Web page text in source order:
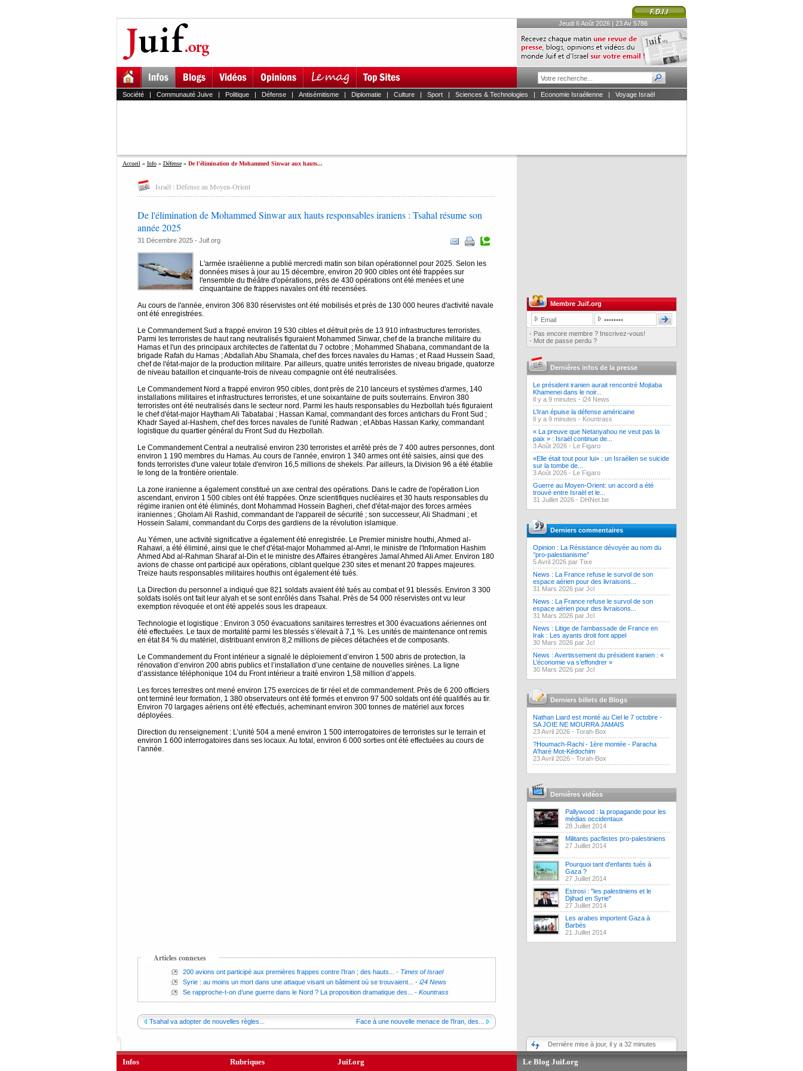
Jeudi 6 Août 2026 | 23 Av 5786
Société| Communauté Juive| Politique| Défense| Antisémitisme| Diplomatie| Culture| Sport| Sciences & Technologies | Economie Israélienne| Voyage Israël
Accueil » Info» Défense» De l'élimination de Mohammed Sinwar aux hauts...
Israël : Défense au Moyen-Orient
De l'élimination de Mohammed Sinwar aux hauts responsables iraniens : Tsahal résume son
année 2025
31 Décembre 2025 - Juif.org
L'armée israélienne a publié mercredi matin son bilan opérationnel pour 2025. Selon les
données mises à jour au 15 décembre, environ 20 900 cibles ont été frappées sur
l'ensemble du théâtre d'opérations, près de 430 opérations ont été menées et une
cinquantaine de frappes navales ont été recensées.
Au cours de l'année, environ 306 830 réservistes ont été mobilisés et près de 130 000 heures d'activité navale
ont été enregistrées.
Le Commandement Sud a frappé environ 19 530 cibles et détruit près de 13 910 infrastructures terroristes.
Parmi les terroristes de haut rang neutralisés figuraient Mohammed Sinwar, chef de la branche militaire du
Hamas et l'un des principaux architectes de l'attentat du 7 octobre ; Mohammed Shabana, commandant de la
brigade Rafah du Hamas ; Abdallah Abu Shamala, chef des forces navales du Hamas ; et Raad Hussein Saad,
chef de l'état-major de la production militaire. Par ailleurs, quatre unités terroristes de niveau brigade, quatorze
de niveau bataillon et cinquante-trois de niveau compagnie ont été neutralisées.
Le Commandement Nord a frappé environ 950 cibles, dont près de 210 lanceurs et systèmes d'armes, 140
installations militaires et infrastructures terroristes, et une soixantaine de puits souterrains. Environ 380
terroristes ont été neutralisés dans le secteur nord. Parmi les hauts responsables du Hezbollah tués figuraient
le chef d'état-major Haytham Ali Tabatabai ; Hassan Kamal, commandant des forces antichars du Front Sud ;
Khadr Sayed al-Hashem, chef des forces navales de l'unité Radwan ; et Abbas Hassan Karky, commandant
logistique du quartier général du Front Sud du Hezbollah.
Le Commandement Central a neutralisé environ 230 terroristes et arrêté près de 7 400 autres personnes, dont
environ 1 190 membres du Hamas. Au cours de l'année, environ 1 340 armes ont été saisies, ainsi que des
fonds terroristes d'une valeur totale d'environ 16,5 millions de shekels. Par ailleurs, la Division 96 a été établie
le long de la frontière orientale.
La zone iranienne a également constitué un axe central des opérations. Dans le cadre de l'opération Lion
ascendant, environ 1 500 cibles ont été frappées. Onze scientifiques nucléaires et 30 hauts responsables du
régime iranien ont été éliminés, dont Mohammad Hossein Bagheri, chef d'état-major des forces armées
iraniennes ; Gholam Ali Rashid, commandant de l'appareil de sécurité ; son successeur, Ali Shadmani ; et
Hossein Salami, commandant du Corps des gardiens de la révolution islamique.
Au Yémen, une activité significative a également été enregistrée. Le Premier ministre houthi, Ahmed al-
Rahawi, a été éliminé, ainsi que le chef d'état-major Mohammed al-Amri, le ministre de l'Information Hashim
Ahmed Abd al-Rahman Sharaf al-Din et le ministre des Affaires étrangères Jamal Ahmed Ali Amer. Environ 180
avions de chasse ont participé aux opérations, ciblant quelque 230 sites et menant 20 frappes majeures.
Treize hauts responsables militaires houthis ont également été tués.
La Direction du personnel a indiqué que 821 soldats avaient été tués au combat et 91 blessés. Environ 3 300
soldats isolés ont fait leur alyah et se sont enrôlés dans Tsahal. Près de 54 000 réservistes ont vu leur
exemption révoquée et ont été appelés sous les drapeaux.
Technologie et logistique : Environ 3 050 évacuations sanitaires terrestres et 300 évacuations aériennes ont
été effectuées. Le taux de mortalité parmi les blessés s’élevait à 7,1 %. Les unités de maintenance ont remis
en état 84 % du matériel, distribuant environ 8,2 millions de pièces détachées et de composants.
Le Commandement du Front intérieur a signalé le déploiement d’environ 1 500 abris de protection, la
rénovation d’environ 200 abris publics et l’installation d’une centaine de nouvelles sirènes. La ligne
d’assistance téléphonique 104 du Front intérieur a traité environ 1,58 million d’appels.
Les forces terrestres ont mené environ 175 exercices de tir réel et de commandement. Près de 6 200 officiers
ont terminé leur formation, 1 380 observateurs ont été formés et environ 97 500 soldats ont été qualifiés au tir.
Environ 70 largages aériens ont été effectués, acheminant environ 300 tonnes de matériel aux forces
déployées.
Direction du renseignement : L’unité 504 a mené environ 1 500 interrogatoires de terroristes sur le terrain et
environ 1 600 interrogatoires dans ses locaux. Au total, environ 6 000 sorties ont été effectuées au cours de
l’année.
Articles connexes
200 avions ont participé aux premières frappes contre l’Iran ; des hauts... - Times of Israel
Syrie : au moins un mort dans une attaque visant un bâtiment où se trouvaient...
- i24 News
Se rapproche-t-on d’une guerre dans le Nord ? La proposition dramatique des...
- Kountrass
Tsahal va adopter de nouvelles règles... Face à une nouvelle menace de l’Iran, des...
Membre Juif.org
· Pas encore membre ? Inscrivez-vous!
· Mot de passe perdu ?
Dernières infos de la presse
Le président iranien aurait rencontré Mojtaba
Khamenei dans le noir...
Il y a 9 minutes - i24 News
L’Iran épuise la défense américaine
Il y a 9 minutes - Kountrass
« La preuve que Netanyahou ne veut pas la
paix » : Israël continue de...
3 Août 2026 - Le Figaro
«Elle était tout pour lui» : un Israélien se suicide
sur la tombe de...
3 Août 2026 - Le Figaro
Guerre au Moyen-Orient: un accord a été
trouvé entre Israël et le...
31 Juillet 2026 - DHNet.be
Derniers commentaires
Opinion : La Résistance dévoyée au nom du
‘’pro-palestianisme’’
5 Avril 2026 par Tixe
News : La France refuse le survol de son
espace aérien pour des livraisons...
31 Mars 2026 par Jcl
News : La France refuse le survol de son
espace aérien pour des livraisons...
31 Mars 2026 par Jcl
News : Litige de l’ambassade de France en
Irak : Les ayants droit font appel
30 Mars 2026 par Jcl
News : Avertissement du président iranien : «
L’économie va s’effondrer »
30 Mars 2026 par Jcl
Derniers billets de Blogs
Nathan Liard est monté au Ciel le 7 octobre -
SA JOIE NE MOURRA JAMAIS
23 Avril 2026 - Torah-Box
?Houmach-Rachi - 1ère montée - Paracha
A'haré Mot-Kédochim
23 Avril 2026 - Torah-Box
Dernières vidéos
Pallywood : la propagande pour les
médias occidentaux
28 Juillet 2014
Militants pacfiistes pro-palestiniens
27 Juillet 2014
Pourquoi tant d'enfants tués à
Gaza ?
27 Juillet 2014
Estrosi : "les palestiniens et le
Djihad en Syrie"
27 Juillet 2014
Les arabes importent Gaza à
Barbès
21 Juillet 2014
Dernière mise à jour, il y a 32 minutes
Infos Rubriques Juif.org Le Blog Juif.org